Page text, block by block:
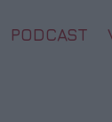
PODCAST